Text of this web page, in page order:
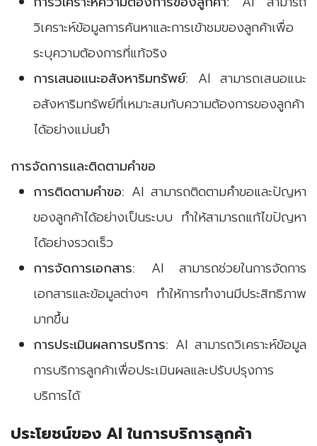
วิเคราะห์ข้อมูลการค้นหาและการเข้าชมของลูกค้าเพื่อ
ระบุความต้องการที่แท้จริง
การเสนอแนะอสังหาริมทรัพย์: AI สามารถเสนอแนะ
อสังหาริมทรัพย์ที่เหมาะสมกับความต้องการของลูกค้า
ได้อย่างแม่นยำ
การจัดการและติดตามคำขอ
การติดตามคำขอ: AI สามารถติดตามคำขอและปัญหา
ของลูกค้าได้อย่างเป็นระบบ ทำให้สามารถแก้ไขปัญหา
ได้อย่างรวดเร็ว
การจัดการเอกสาร: AI สามารถช่วยในการจัดการ
เอกสารและข้อมูลต่างๆ ทำให้การทำงานมีประสิทธิภาพ
มากขึ้น
การประเมินผลการบริการ: AI สามารถวิเคราะห์ข้อมูล
การบริการลูกค้าเพื่อประเมินผลและปรับปรุงการ
บริการได้
ประโยชน์ของ AI ในการบริการลูกค้า